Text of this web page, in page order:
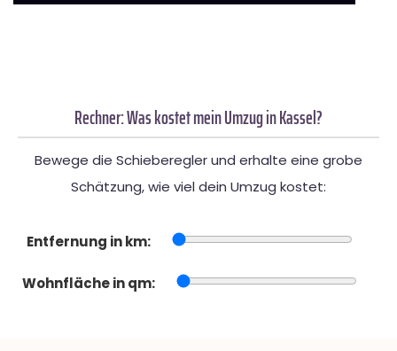
Rechner: Was kostet mein Umzug in Kassel?
Bewege die Schieberegler und erhalte eine grobe
Schätzung, wie viel dein Umzug kostet:
Entfernung in km:
Wohnfläche in qm: